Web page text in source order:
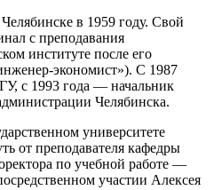
в 1959 году. Свой
с преподавания
институте после его
экономист»). С 1987
с 1993 года — начальник
Челябинска.
университете
от преподавателя кафедры
по учебной работе —
участии Алексея